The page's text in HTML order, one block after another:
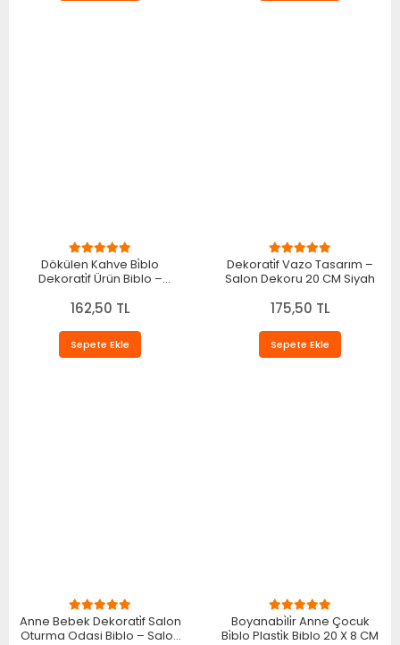
Dökülen Kahve Bi̇blo
Dekorati̇f Ürün Biblo –
Dekoratif Ürün 20 X 10 CM
162,50 TL
Sepete Ekle
Dekorati̇f Vazo Tasarım –
Salon Dekoru 20 CM Siyah
175,50 TL
Sepete Ekle
Anne Bebek Dekorati̇f Salon
Oturma Odasi Biblo – Salon
Boyanabi̇li̇r Anne Çocuk
Bi̇blo Plasti̇k Biblo 20 X 8 CM